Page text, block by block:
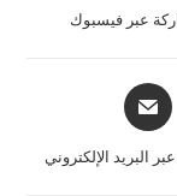
عبر فيسبوك
البريد الإلكتروني